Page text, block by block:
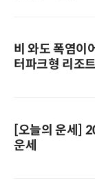
비 와도 폭염이
터파크형 리조
[오늘의 운세]
운세